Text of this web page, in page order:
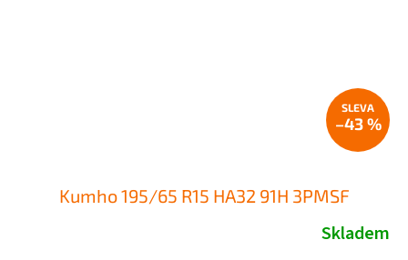
–43 %
Kumho 195/65 R15 HA32 91H 3PMSF
Skladem